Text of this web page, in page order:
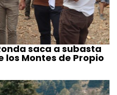
saca a subasta
los Montes de Propio